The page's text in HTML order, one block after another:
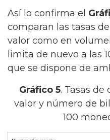
Así lo confirma el
comparan las tasas
valor como en
limita de nuevo a las
que se dispone de
Gráfico 5. Tasas
valor y número de
100